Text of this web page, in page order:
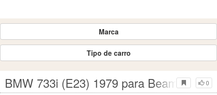
Marca
Tipo de carro
0
BMW 733i (E23) 1979 para BeamNG